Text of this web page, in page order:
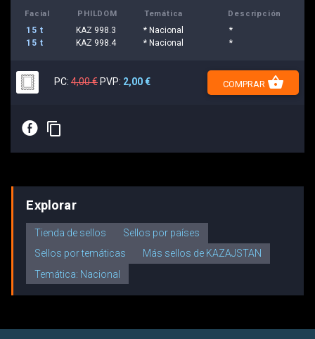
Facial PHILDOM Temática Descripción
15 t KAZ 998.3 * Nacional
*
15 t
KAZ 998.4 * Nacional *
PC: 4,00 € PVP: 2,00 € COMPRAR shopping_basket
E content_copy
Explorar
Tienda de sellos
Sellos por países
Sellos por temáticas
Más sellos de KAZAJSTAN
Temática: Nacional